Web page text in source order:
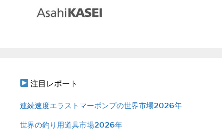
注目レポート
連続速度エラストマーポンプの世界市場2026年
世界の釣り用道具市場2026年